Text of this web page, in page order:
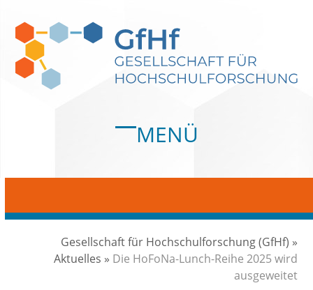
content
MENÜ
Open
Close
Gesellschaft für Hochschulforschung (GfHf) »
Aktuelles » Die HoFoNa-Lunch-Reihe 2025 wird
ausgeweitet